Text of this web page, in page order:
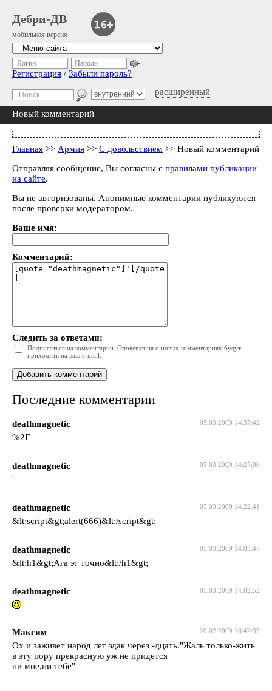
Дебри-ДВ
мобильная версия
расширенный
Логин Пароль
Регистрация / Забыли пароль?
Новый комментарий
Главная >> Армия >> С довольствием >> Новый комментарий
Отправляя сообщение, Вы согласны с правилами публикации
на сайте.
Вы не авторизованы. Анонимные комментарии публикуются
после проверки модератором.
Ваше имя:
Комментарий:
Следить за ответами:
Подписаться на комментарии. Оповещения о новых комментариях будут
приходить на ваш e-mail.
Последние комментарии
05.03.2009 14:37:42
deathmagnetic
%2F
05.03.2009 14:27:06
deathmagnetic
'
05.03.2009 14:22:41
deathmagnetic
&lt;script&gt;alert(666)&lt;/script&gt;
05.03.2009 14:03:47
deathmagnetic
&lt;h1&gt;Ага эт точно&lt;/h1&gt;
05.03.2009 14:02:52
deathmagnetic
20.02.2009 18:42:35
Максим
Ох и заживет народ лет эдак через -дцать."Жаль только-жить
в эту пору прекрасную уж не придется
ни мне,ни тебе"